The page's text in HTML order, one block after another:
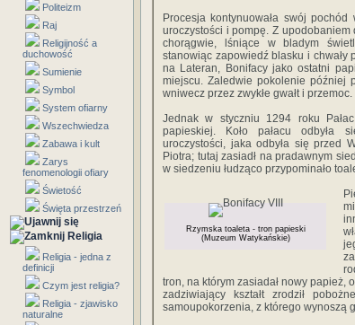
Politeizm
Raj
Religijność a
duchowość
Sumienie
Symbol
System ofiarny
Wszechwiedza
Zabawa i kult
Zarys
fenomenologii ofiary
Świetość
Święta przestrzeń
Religia
Religia - jedna z
definicji
Czym jest religia?
Religia - zjawisko
naturalne
Procesja kontynuowała swój
uroczystości i pompę. Z
chorągwie, lśniące w bladym
stanowiąc zapowiedź blasku i chwały
na Lateran, Bonifacy jako ostatni
miejscu. Zaledwie pokolenie później
wniwecz przez zwykłe gwałt i przemoc.
Jednak w styczniu 1294 roku
papieskiej. Koło pałacu odbyła
uroczystości, jaka odbyła się przed
Piotra; tutaj zasiadł na pradawnym
w siedzeniu łudząco przypominało
Rzymska toaleta - tron papieski
(Muzeum Watykańskie)
tron, na którym zasiadał nowy
zadziwiający kształt zrodził
samoupokorzenia, z którego wynoszą